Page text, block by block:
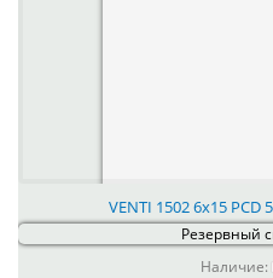
VENTI 1502 6x15 PCD
Резервный
Наличие: